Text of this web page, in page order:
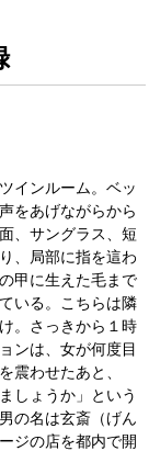
インルーム。ベッ
をあげながらから
、サングラス、短
、局部に指を這わ
甲に生えた毛まで
いる。こちらは隣
。さっきから１時
ンは、女が何度目
震わせたあと、
しょうか」という
の名は玄斎（げん
ジの店を都内で開